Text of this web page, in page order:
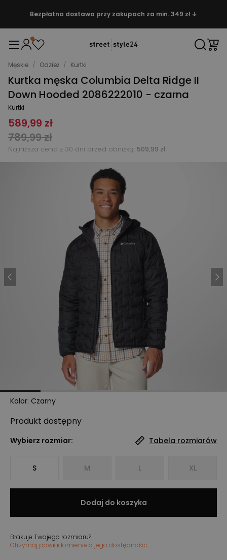
Bezpłatna dostawa przy zakupach za min. 349 zł ↓
Męskie / Odzież / Kurtki
Kurtka męska Columbia Delta Ridge II
Down Hooded 2086222010 - czarna
Kurtki
589,99 zł
789,99 zł
Najniższa cena z 30 dni przed obniżką: 509,99 zł
Kolor: Czarny
Produkt dostępny
Wybierz rozmiar: Tabela rozmiarów
S M L XL
Dodaj do koszyka
Brakuje Twojego rozmiaru?
Otrzymaj powiadomienie o jego dostępności